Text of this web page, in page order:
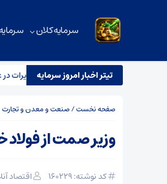
سرمایه کلان
تیتر اخبار امروز سرمایه
سازمان هواپیمایی، بازرسی و تعزیرات در
صفحه نخست/صنعت و معدن و تجارت
وزیر صمت از فولاد
کد نوشته: 160229 اقتصاد